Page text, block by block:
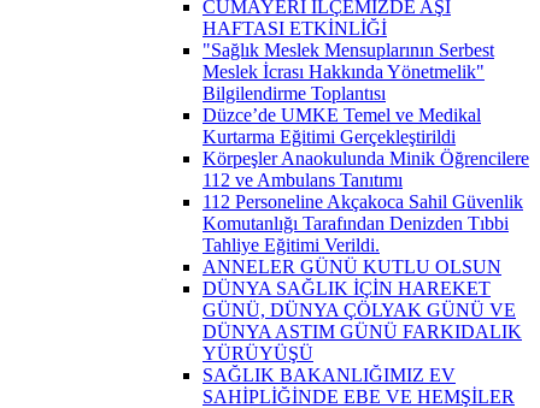
CUMAYERİ İLÇEMİZDE AŞI
HAFTASI ETKİNLİĞİ
"Sağlık Meslek Mensuplarının Serbest
Meslek İcrası Hakkında Yönetmelik"
Bilgilendirme Toplantısı
Düzce’de UMKE Temel ve Medikal
Kurtarma Eğitimi Gerçekleştirildi
Körpeşler Anaokulunda Minik Öğrencilere
112 ve Ambulans Tanıtımı
112 Personeline Akçakoca Sahil Güvenlik
Komutanlığı Tarafından Denizden Tıbbi
Tahliye Eğitimi Verildi.
ANNELER GÜNÜ KUTLU OLSUN
DÜNYA SAĞLIK İÇİN HAREKET
GÜNÜ, DÜNYA ÇÖLYAK GÜNÜ VE
DÜNYA ASTIM GÜNÜ FARKIDALIK
YÜRÜYÜŞÜ
SAĞLIK BAKANLIĞIMIZ EV
SAHİPLİĞİNDE EBE VE HEMŞİLER